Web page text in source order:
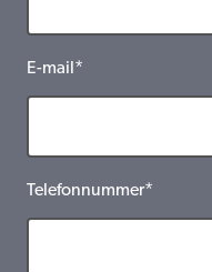
E-mail*
Telefonnummer*